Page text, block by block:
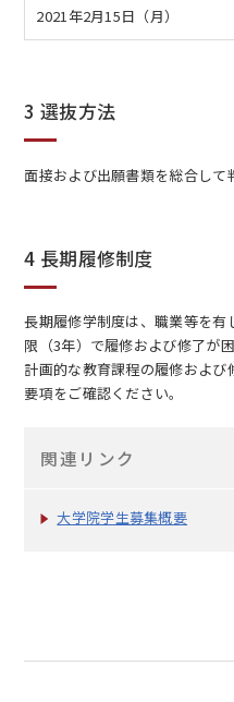
2021年2月15日（月）
3 選抜方法
面接および出願書類を総合して
4 長期履修制度
長期履修学制度は、職業等を
限（3年）で履修および修了が
計画的な教育課程の履修およ
要項をご確認ください。
関連リンク
大学院学生募集概要